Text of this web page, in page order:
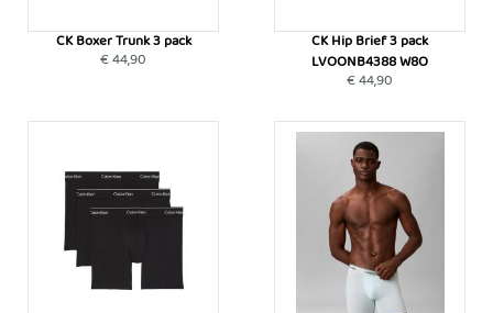
CK Boxer Trunk 3 pack
€ 44,90
CK Hip Brief 3 pack
LVOONB4388 W8O
€ 44,90